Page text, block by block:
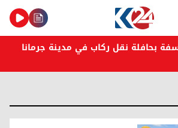
بحافلة نقل ركاب في مدينة جرمانا